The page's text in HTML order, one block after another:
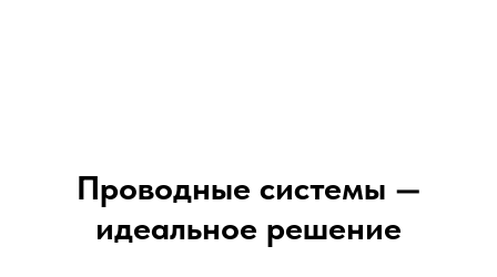
Проводные системы —
идеальное решение